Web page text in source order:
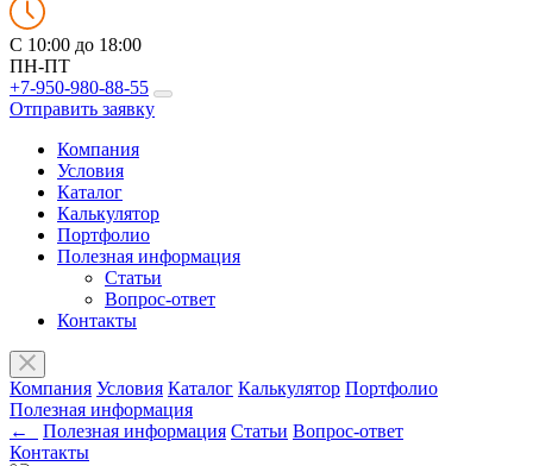
C 10:00 до 18:00
ПН-ПТ
+7-950-980-88-55
Отправить заявку
Компания
Условия
Каталог
Калькулятор
Портфолио
Полезная информация
Статьи
Вопрос-ответ
Контакты
Компания Условия Каталог Калькулятор Портфолио
Полезная информация
←
Полезная информация Статьи Вопрос-ответ
Контакты